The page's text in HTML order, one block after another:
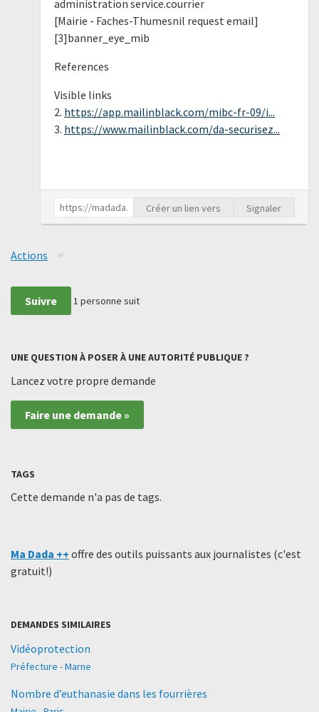
administration service.courrier
[Mairie - Faches-Thumesnil request email]
[3]banner_eye_mib
References
Visible links
2. https://app.mailinblack.com/mibc-fr-09/i...
3. https://www.mailinblack.com/da-securisez...
Créer un lien vers Signaler
Actions
Suivre 1 personne suit
UNE QUESTION À POSER À UNE AUTORITÉ PUBLIQUE ?
Lancez votre propre demande
Faire une demande »
TAGS
Cette demande n'a pas de tags.
Ma Dada ++ offre des outils puissants aux journalistes (c'est
gratuit!)
DEMANDES SIMILAIRES
Vidéoprotection
Préfecture - Marne
Nombre d’euthanasie dans les fourrières